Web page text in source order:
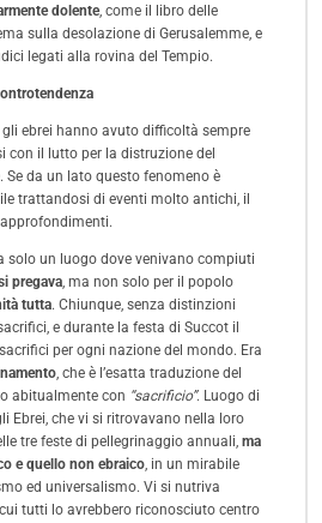
dolente, come il libro delle
sulla desolazione di Gerusalemme, e
legati alla rovina del Tempio.
ebrei hanno avuto difficoltà sempre
con il lutto per la distruzione del
Se da un lato questo fenomeno è
trattandosi di eventi molto antichi, il
solo un luogo dove venivano compiuti
pregava, ma non solo per il popolo
tutta. Chiunque, senza distinzioni
e durante la festa di Succot il
per ogni nazione del mondo. Era
, che è l’esatta traduzione del
abitualmente con “sacrificio”. Luogo di
Ebrei, che vi si ritrovavano nella loro
tre feste di pellegrinaggio annuali, ma
e quello non ebraico, in un mirabile
ed universalismo. Vi si nutriva
tutti lo avrebbero riconosciuto centro